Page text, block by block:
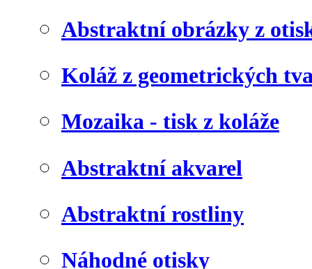
Abstraktní obrázky z
Koláž z geometrických
Mozaika - tisk z koláže
Abstraktní akvarel
Abstraktní rostliny
Náhodné otisky